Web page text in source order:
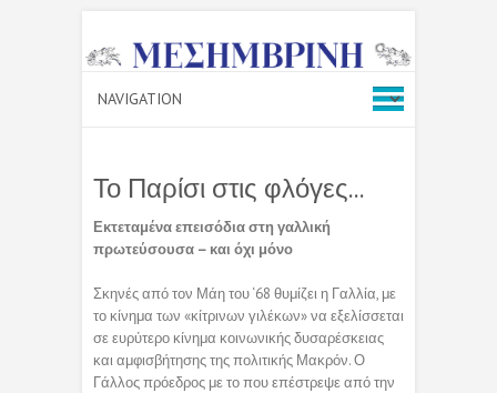
Το Παρίσι στις φλόγες…
Εκτεταμένα επεισόδια στη γαλλική
πρωτεύσουσα – και όχι μόνο
Σκηνές από τον Μάη του ‘68 θυμίζει η Γαλλία, με
το κίνημα των «κίτρινων γιλέκων» να εξελίσσεται
σε ευρύτερο κίνημα κοινωνικής δυσαρέσκειας
και αμφισβήτησης της πολιτικής Μακρόν. Ο
Γάλλος πρόεδρος με το που επέστρεψε από την